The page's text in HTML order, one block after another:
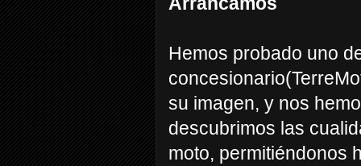
Hemos probado uno
su imagen, y nos
descubrimos las
moto, permitiéndonos